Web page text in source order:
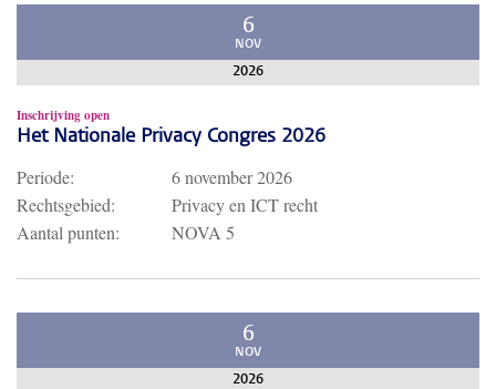
6
NOV
2026
Inschrijving open
Het Nationale Privacy Congres 2026
Periode:
6 november 2026
Rechtsgebied:
Privacy en ICT recht
Aantal punten:
NOVA 5
6
NOV
2026